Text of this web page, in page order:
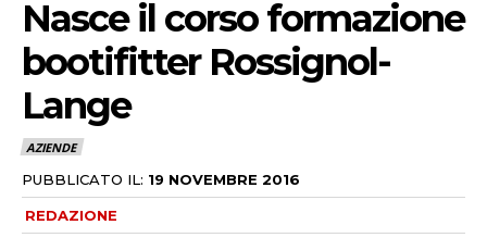
Nasce il corso formazione
bootifitter Rossignol-
Lange
AZIENDE
PUBBLICATO IL: 19 NOVEMBRE 2016
REDAZIONE